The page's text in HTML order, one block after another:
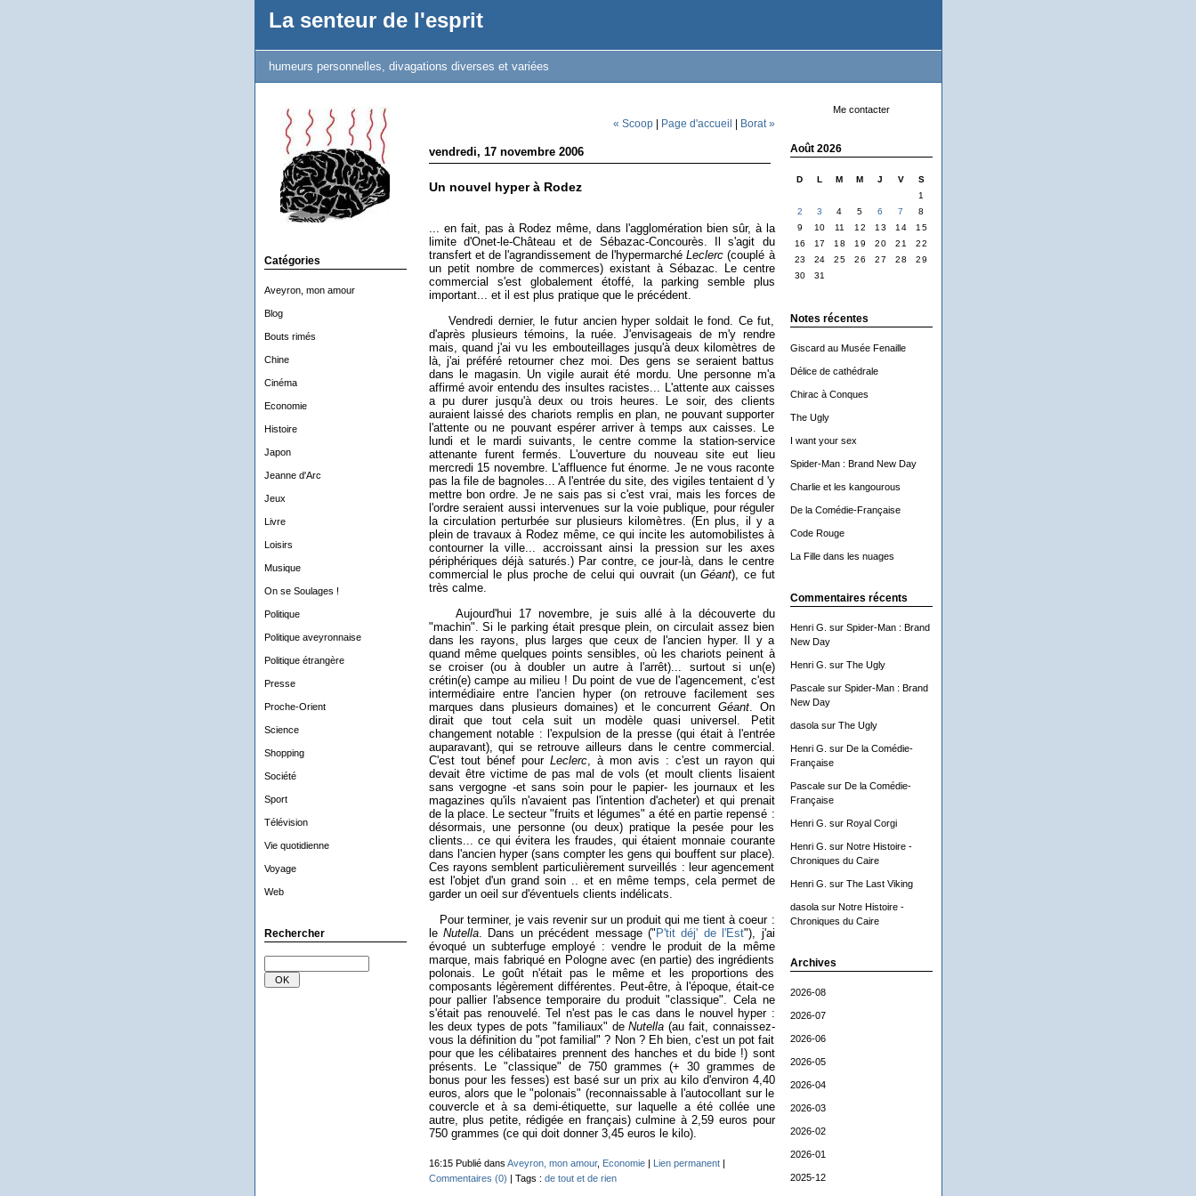
La senteur de l'esprit
humeurs personnelles, divagations diverses et variées
Catégories
Aveyron, mon amour
Blog
Bouts rimés
Chine
Cinéma
Economie
Histoire
Japon
Jeanne d'Arc
Jeux
Livre
Loisirs
Musique
On se Soulages !
Politique
Politique aveyronnaise
Politique étrangère
Presse
Proche-Orient
Science
Shopping
Société
Sport
Télévision
Vie quotidienne
Voyage
Web
Rechercher
Me contacter
Août 2026
D L M M J V
S
1
2
3 4 5 6 7
8
9
10 11 12 13 14
15
16
17 18 19 20 21
22
23
24 25 26 27 28
29
30
31
Notes récentes
Giscard au Musée Fenaille
Délice de cathédrale
Chirac à Conques
The Ugly
I want your sex
Spider-Man : Brand New Day
Charlie et les kangourous
De la Comédie-Française
Code Rouge
La Fille dans les nuages
Commentaires récents
Henri G. sur Spider-Man : Brand
New Day
Henri G. sur The Ugly
Pascalesur Spider-Man : Brand
New Day
dasolasur The Ugly
Henri G. sur De la Comédie-
Française
Pascalesur De la Comédie-
Française
Henri G. sur Royal Corgi
Henri G. sur Notre Histoire -
Chroniques du Caire
Henri G. sur The Last Viking
dasolasur Notre Histoire -
Chroniques du Caire
Archives
2026-08
2026-07
2026-06
2026-05
2026-04
2026-03
2026-02
2026-01
2025-12
« Scoop| Page d'accueil | Borat »
vendredi, 17 novembre 2006
Un nouvel hyper à Rodez
... en fait, pas à Rodez même, dans l'agglomération bien sûr, à la
limite d'Onet-le-Château et de Sébazac-Concourès. Il s'agit du
transfert et de l'agrandissement de l'hypermarché Leclerc (couplé à
un petit nombre de commerces) existant à Sébazac. Le centre
commercial s'est globalement étoffé, la parking semble plus
important... et il est plus pratique que le précédent.
Vendredi dernier, le futur ancien hyper soldait le fond. Ce fut,
d'après plusieurs témoins, la ruée. J'envisageais de m'y rendre
mais, quand j'ai vu les embouteillages jusqu'à deux kilomètres de
là, j'ai préféré retourner chez moi. Des gens se seraient battus
dans le magasin. Un vigile aurait été mordu. Une personne m'a
affirmé avoir entendu des insultes racistes... L'attente aux caisses
a pu durer jusqu'à deux ou trois heures. Le soir, des clients
auraient laissé des chariots remplis en plan, ne pouvant supporter
l'attente ou ne pouvant espérer arriver à temps aux caisses. Le
lundi et le mardi suivants, le centre comme la station-service
attenante furent fermés. L'ouverture du nouveau site eut lieu
mercredi 15 novembre. L'affluence fut énorme. Je ne vous raconte
pas la file de bagnoles... A l'entrée du site, des vigiles tentaient d 'y
mettre bon ordre. Je ne sais pas si c'est vrai, mais les forces de
l'ordre seraient aussi intervenues sur la voie publique, pour réguler
la circulation perturbée sur plusieurs kilomètres. (En plus, il y a
plein de travaux à Rodez même, ce qui incite les automobilistes à
contourner la ville... accroissant ainsi la pression sur les axes
périphériques déjà saturés.) Par contre, ce jour-là, dans le centre
commercial le plus proche de celui qui ouvrait (unGéant), ce fut
très calme.
Aujourd'hui 17 novembre, je suis allé à la découverte du
"machin". Si le parking était presque plein, on circulait assez bien
dans les rayons, plus larges que ceux de l'ancien hyper. Il y a
quand même quelques points sensibles, où les chariots peinent à
se croiser (ou à doubler un autre à l'arrêt)... surtout si un(e)
crétin(e) campe au milieu ! Du point de vue de l'agencement, c'est
intermédiaire entre l'ancien hyper (on retrouve facilement ses
marques dans plusieurs domaines) et le concurrent Géant. On
dirait que tout cela suit un modèle quasi universel. Petit
changement notable : l'expulsion de la presse (qui était à l'entrée
auparavant), qui se retrouve ailleurs dans le centre commercial.
C'est tout bénef pour Leclerc, à mon avis : c'est un rayon qui
devait être victime de pas mal de vols (et moult clients lisaient
sans vergogne -et sans soin pour le papier- les journaux et les
magazines qu'ils n'avaient pas l'intention d'acheter) et qui prenait
de la place. Le secteur "fruits et légumes" a été en partie repensé :
désormais, une personne (ou deux) pratique la pesée pour les
clients... ce qui évitera les fraudes, qui étaient monnaie courante
dans l'ancien hyper (sans compter les gens qui bouffent sur place).
Ces rayons semblent particulièrement surveillés : leur agencement
est l'objet d'un grand soin .. et en même temps, cela permet de
garder un oeil sur d'éventuels clients indélicats.
Pour terminer, je vais revenir sur un produit qui me tient à coeur :
le Nutella. Dans un précédent message (" P'tit déj' de l'Est"), j'ai
évoqué un subterfuge employé : vendre le produit de la même
marque, mais fabriqué en Pologne avec (en partie) des ingrédients
polonais. Le goût n'était pas le même et les proportions des
composants légèrement différentes. Peut-être, à l'époque, était-ce
pour pallier l'absence temporaire du produit "classique". Cela ne
s'était pas renouvelé. Tel n'est pas le cas dans le nouvel hyper :
les deux types de pots "familiaux" deNutella (au fait, connaissez-
vous la définition du "pot familial" ? Non ? Eh bien, c'est un pot fait
pour que les célibataires prennent des hanches et du bide !) sont
présents. Le "classique" de 750 grammes (+ 30 grammes de
bonus pour les fesses) est basé sur un prix au kilo d'environ 4,40
euros, alors que le "polonais" (reconnaissable à l'autocollant sur le
couvercle et à sa demi-étiquette, sur laquelle a été collée une
autre, plus petite, rédigée en français) culmine à 2,59 euros pour
750 grammes (ce qui doit donner 3,45 euros le kilo).
16:15 Publié dans Aveyron, mon amour, Economie| Lien permanent|
Commentaires (0) | Tags : de tout et de rien